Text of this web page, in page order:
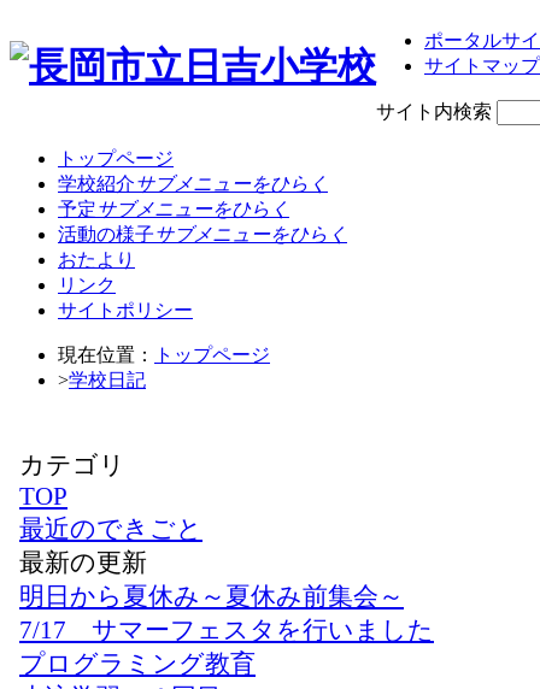
ポータルサ
サイトマップ
サイト内検索
トップページ
学校紹介サブメニューをひらく
予定サブメニューをひらく
活動の様子サブメニューをひらく
おたより
リンク
サイトポリシー
現在位置：
トップページ
>学校日記